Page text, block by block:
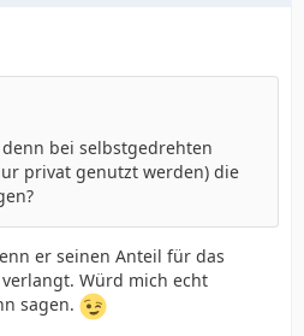
bei selbstgedrehten
privat genutzt werden) die
er seinen Anteil für das
Würd mich echt
sagen.